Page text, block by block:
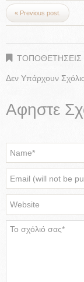
« Previous post.
ΤΟΠΟΘΕΤΗΣΕΙΣ
Δεν Υπάρχουν
Αφηστε